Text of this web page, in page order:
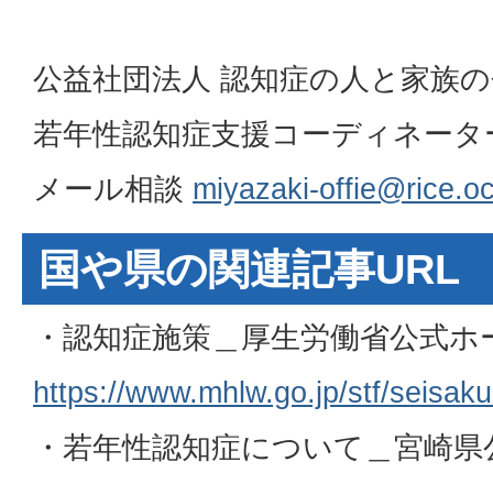
公益社団法人 認知症の人と家族
若年性認知症支援コーディネー
メール相談 miyazaki-
国や県の関連記事URL
・認知症施策＿厚生労働省公式
https://www.mhlw.go.jp/stf/
・若年性認知症について＿宮崎